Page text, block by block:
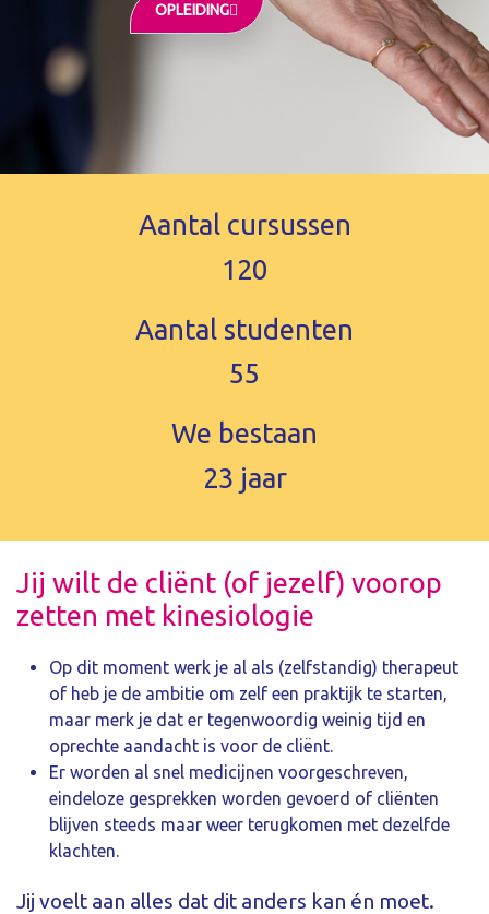
OPLEIDING
Aantal cursussen
120
Aantal studenten
55
We bestaan
23 jaar
Jij wilt de cliënt (of jezelf) voorop
zetten met kinesiologie
Op dit moment werk je al als (zelfstandig) therapeut
of heb je de ambitie om zelf een praktijk te starten,
maar merk je dat er tegenwoordig weinig tijd en
oprechte aandacht is voor de cliënt.
Er worden al snel medicijnen voorgeschreven,
eindeloze gesprekken worden gevoerd of cliënten
blijven steeds maar weer terugkomen met dezelfde
klachten.
Jij voelt aan alles dat dit anders kan én moet.